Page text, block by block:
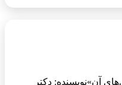
آن»نویسنده: دکتر